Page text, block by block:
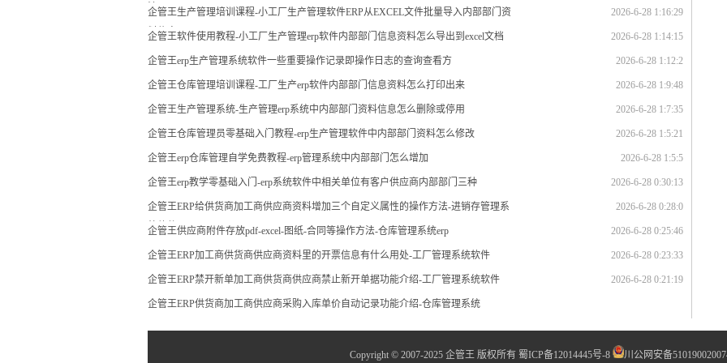
法
企管王生产管理培训课程-小工厂生产管理软件ERP从EXCEL文件批量导入内部部门资
料信息
2026-6-28 1:16:29
企管王软件使用教程-小工厂生产管理erp软件内部部门信息资料怎么导出到excel文档 2026-6-28 1:14:15
企管王erp生产管理系统软件一些重要操作记录即操作日志的查询查看方 2026-6-28 1:12:2
企管王仓库管理培训课程-工厂生产erp软件内部部门信息资料怎么打印出来 2026-6-28 1:9:48
企管王生产管理系统-生产管理erp系统中内部部门资料信息怎么删除或停用 2026-6-28 1:7:35
企管王仓库管理员零基础入门教程-erp生产管理软件中内部部门资料怎么修改 2026-6-28 1:5:21
企管王erp仓库管理自学免费教程-erp管理系统中内部部门怎么增加 2026-6-28 1:5:5
企管王erp教学零基础入门-erp系统软件中相关单位有客户供应商内部部门三种 2026-6-28 0:30:13
企管王ERP给供货商加工商供应商资料增加三个自定义属性的操作方法-进销存管理系
统软件
2026-6-28 0:28:0
企管王供应商附件存放pdf-excel-图纸-合同等操作方法-仓库管理系统erp 2026-6-28 0:25:46
企管王ERP加工商供货商供应商资料里的开票信息有什么用处-工厂管理系统软件 2026-6-28 0:23:33
企管王ERP禁开新单加工商供货商供应商禁止新开单据功能介绍-工厂管理系统软件 2026-6-28 0:21:19
企管王ERP供货商加工商供应商采购入库单价自动记录功能介绍-仓库管理系统
Copyright © 2007-2025 企管王 版权所有 蜀ICP备12014445号-8 川公网安备